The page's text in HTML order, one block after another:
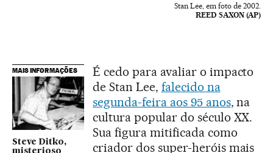
Stan Lee, em foto de 2002.
REED SAXON (AP)
MAIS INFORMAÇÕES
Steve Ditko,
É cedo para avaliar o impacto
de Stan Lee, falecido na
segunda-feira aos 95 anos, na
cultura popular do século XX.
Sua figura mitificada como
criador dos super-heróis mais